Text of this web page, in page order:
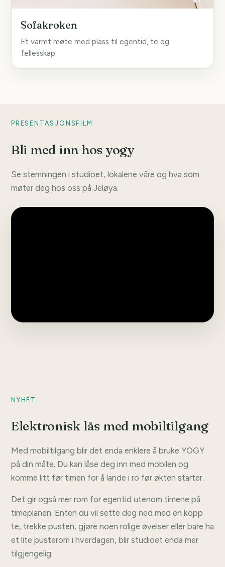
Sofakroken
Et varmt møte med plass til egentid, te og
fellesskap.
PRESENTASJONSFILM
Bli med inn hos yogy
Se stemningen i studioet, lokalene våre og hva som
møter deg hos oss på Jeløya.
NYHET
Elektronisk lås med mobiltilgang
Med mobiltilgang blir det enda enklere å bruke YOGY
på din måte. Du kan låse deg inn med mobilen og
komme litt før timen for å lande i ro før økten starter.
Det gir også mer rom for egentid utenom timene på
timeplanen. Enten du vil sette deg ned med en kopp
te, trekke pusten, gjøre noen rolige øvelser eller bare ha
et lite pusterom i hverdagen, blir studioet enda mer
tilgjengelig.